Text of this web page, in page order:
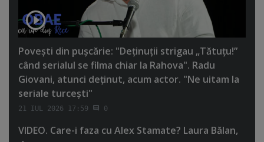
Poveşti din puşcărie: "Deţinuţii strigau „Tătuţu!”
când serialul se filma chiar la Rahova". Radu
Giovani, atunci deţinut, acum actor. "Ne uitam la
seriale turceşti"
21 IUL 2026 17:59 0
VIDEO. Care-i faza cu Alex Stamate? Laura Bălan,